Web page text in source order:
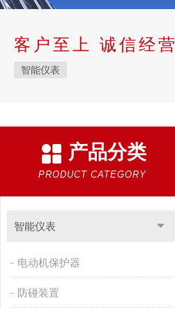
客户至上 诚信经营
智能仪表
产品分类
PRODUCT CATEGORY
智能仪表
电动机保护器
防碰装置